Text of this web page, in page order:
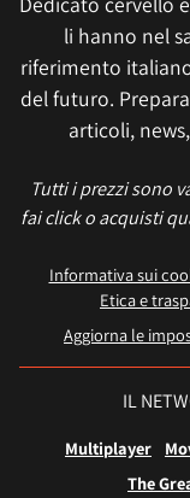
li hanno nel
riferimento
del futuro.
articoli,
Tutti i prezzi sono
fai click o acquisti
Informativa sui
Etica e
Aggiorna le
IL
Multiplayer
The